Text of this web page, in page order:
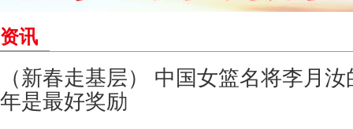
资讯
（新春走基层） 中国女篮名将李月
年是最好奖励